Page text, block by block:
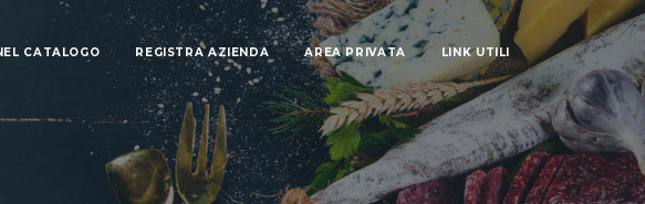
CATALOGO REGISTRA AZIENDA AREA PRIVATA LINK UTILI